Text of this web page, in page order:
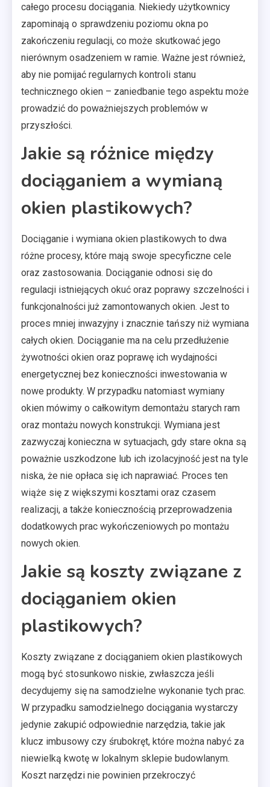
całego procesu dociągania. Niekiedy użytkownicy
zapominają o sprawdzeniu poziomu okna po
zakończeniu regulacji, co może skutkować jego
nierównym osadzeniem w ramie. Ważne jest również,
aby nie pomijać regularnych kontroli stanu
technicznego okien – zaniedbanie tego aspektu może
prowadzić do poważniejszych problemów w
przyszłości.
Jakie są różnice między
dociąganiem a wymianą
okien plastikowych?
Dociąganie i wymiana okien plastikowych to dwa
różne procesy, które mają swoje specyficzne cele
oraz zastosowania. Dociąganie odnosi się do
regulacji istniejących okuć oraz poprawy szczelności i
funkcjonalności już zamontowanych okien. Jest to
proces mniej inwazyjny i znacznie tańszy niż wymiana
całych okien. Dociąganie ma na celu przedłużenie
żywotności okien oraz poprawę ich wydajności
energetycznej bez konieczności inwestowania w
nowe produkty. W przypadku natomiast wymiany
okien mówimy o całkowitym demontażu starych ram
oraz montażu nowych konstrukcji. Wymiana jest
zazwyczaj konieczna w sytuacjach, gdy stare okna są
poważnie uszkodzone lub ich izolacyjność jest na tyle
niska, że nie opłaca się ich naprawiać. Proces ten
wiąże się z większymi kosztami oraz czasem
realizacji, a także koniecznością przeprowadzenia
dodatkowych prac wykończeniowych po montażu
nowych okien.
Jakie są koszty związane z
dociąganiem okien
plastikowych?
Koszty związane z dociąganiem okien plastikowych
mogą być stosunkowo niskie, zwłaszcza jeśli
decydujemy się na samodzielne wykonanie tych prac.
W przypadku samodzielnego dociągania wystarczy
jedynie zakupić odpowiednie narzędzia, takie jak
klucz imbusowy czy śrubokręt, które można nabyć za
niewielką kwotę w lokalnym sklepie budowlanym.
Koszt narzędzi nie powinien przekroczyć